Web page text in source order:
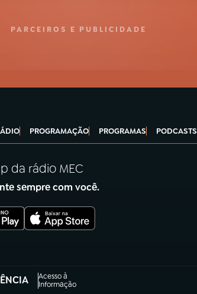
PARCEIROS E PUBLICIDADE
PROGRAMAÇÃO PROGRAMAS PODCASTS
da rádio MEC
sempre com você.
Acesso à
Informação
aba)